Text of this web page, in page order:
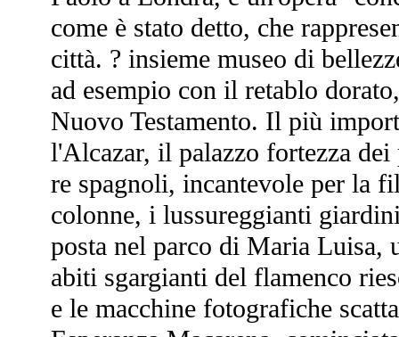
come è stato detto, che
città. ? insieme museo di
ad esempio con il retablo
Nuovo Testamento. Il più
l'Alcazar, il palazzo fortezza
re spagnoli, incantevole per la
colonne, i lussureggianti
posta nel parco di Maria Luisa,
abiti sgargianti del flamenco
e le macchine fotografiche